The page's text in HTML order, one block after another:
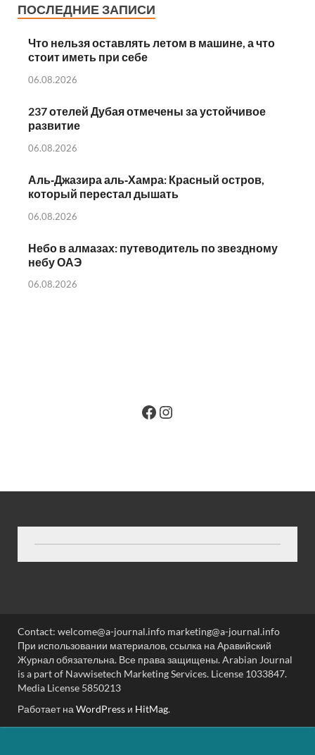
ПОСЛЕДНИЕ ЗАПИСИ
Что нельзя оставлять летом в машине, а что
стоит иметь при себе
06.08.2026
237 отелей Дубая отмечены за устойчивое
развитие
06.08.2026
Аль‑Джазира аль‑Хамра: Красный остров,
который перестал дышать
06.08.2026
Небо в алмазах: путеводитель по звездному
небу ОАЭ
06.08.2026
Contact: welcome@a-journal.info marketing@a-journal.info
При использовании материалов, ссылка на Аравийский
Журнал обязательна. Все права защищены. Arabian Journal
is a part of Navwisetech Marketing Services. License 1033847.
Media License 5850213
Работает наWordPress и HitMag.